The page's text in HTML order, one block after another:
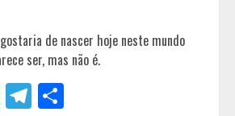
de nascer hoje neste mundo
ser, mas não é.
WhatsApp
Telegram